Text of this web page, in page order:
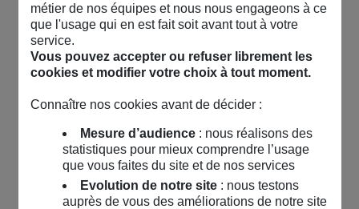
métier de nos équipes et nous nous engageons à ce
que l'usage qui en est fait soit avant tout à votre
service.
Vous pouvez accepter ou refuser librement les
cookies et modifier votre choix à tout moment.
Connaître nos cookies avant de décider :
Mesure d’audience: nous réalisons des
statistiques pour mieux comprendre l’usage
que vous faites du site et de nos services
Evolution de notre site: nous testons
auprès de vous des améliorations de notre site